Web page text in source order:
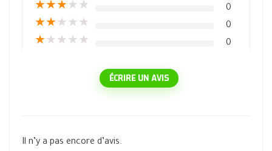
★★★★ ★ 0
★★★ ★ ★ 0
★★ ★ ★ ★ 0
ÉCRIRE UN AVIS
Il n’y a pas encore d’avis.